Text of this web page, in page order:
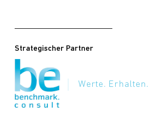
Strategischer Partner
Werte. Erhalten.